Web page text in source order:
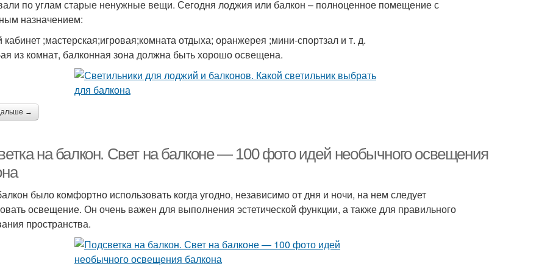
по углам старые ненужные вещи. Сегодня лоджия или балкон – полноценное помещение с
назначением:
кабинет ;мастерская;игровая;комната отдыха; оранжерея ;мини-спортзал и т. д.
из комнат, балконная зона должна быть хорошо освещена.
→
на балкон. Свет на балконе — 100 фото идей необычного освещения
было комфортно использовать когда угодно, независимо от дня и ночи, на нем следует
освещение. Он очень важен для выполнения эстетической функции, а также для правильного
пространства.